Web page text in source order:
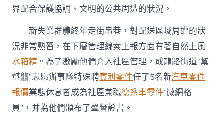
界配合保護協調、文明的公共周遭的狀況。
新失業群體終年走街串巷，對配送區域周遭的狀
況非常熟習，在下層管理線索上報方面有著自然上風
水箱精 。為了激勵他們介入社區管理，成龍路街道“幫
幫龘”志愿辦事隊特殊聘賓利零件任了5名新汽車零件
報價業態休息者成為社區兼職德系車零件“微網格
員”，并為他們頒布了聲譽證書。